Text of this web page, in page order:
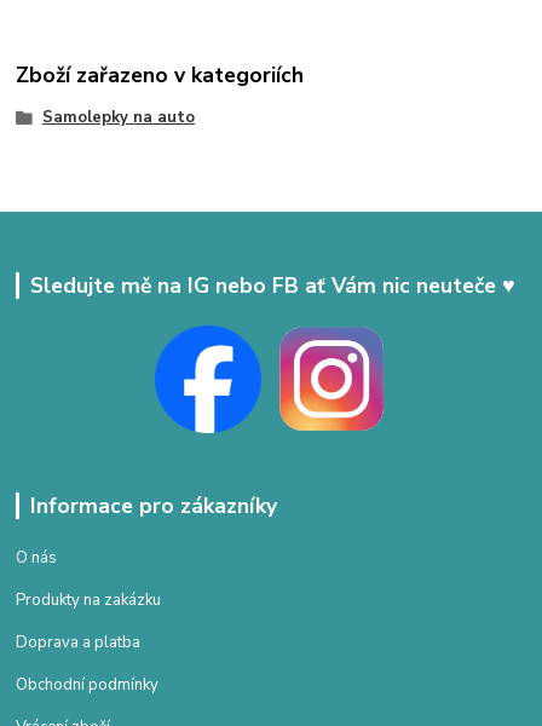
Zboží zařazeno v kategoriích
Samolepky na auto
Sledujte mě na IG nebo FB ať Vám nic neuteče ♥
Informace pro zákazníky
O nás
Produkty na zakázku
Doprava a platba
Obchodní podmínky